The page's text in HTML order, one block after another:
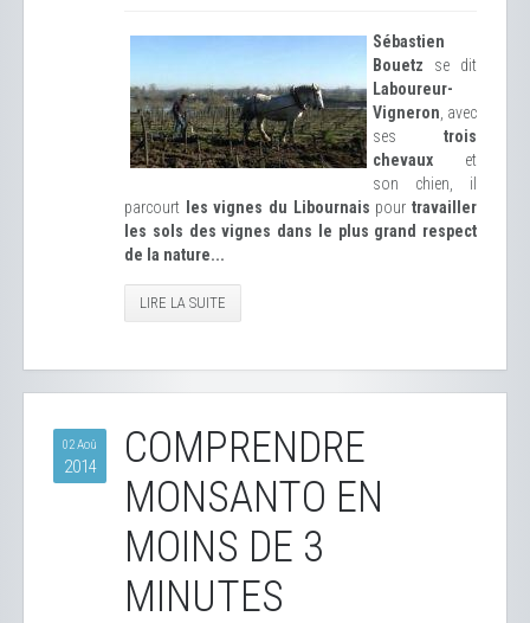
Sébastien
Bouetz se dit
Laboureur-
Vigneron , avec
ses trois
chevaux et
son chien, il
parcourt
les vignes du Libournais pourtravailler
les sols des vignes dans le plus grand respect
de la nature...
LIRE LA SUITE
02 Aoû
2014
COMPRENDRE
MONSANTO EN
MOINS DE 3
MINUTES